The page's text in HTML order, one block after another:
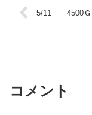
5/11 4500Ｇ
コメント